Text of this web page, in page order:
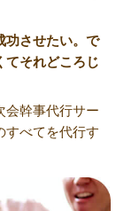
功させたい。で
てそれどころじ
会幹事代行サー
すべてを代行す